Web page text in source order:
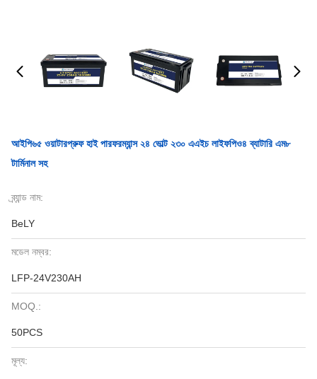
আইপি৬৫ ওয়াটারপ্রুফ হাই পারফরম্যান্স ২৪ ভোল্ট ২৩০ এএইচ লাইফপিও৪ ব্যাটারি এম৮
টার্মিনাল সহ
ব্র্যান্ড নাম:
BeLY
মডেল নম্বর:
LFP-24V230AH
MOQ.:
50PCS
মূল্য: